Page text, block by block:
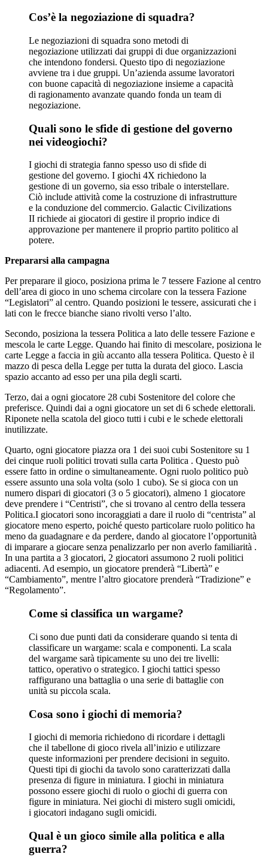
Cos’è la negoziazione di squadra?
Le negoziazioni di squadra sono metodi di
negoziazione utilizzati dai gruppi di due organizzazioni
che intendono fondersi. Questo tipo di negoziazione
avviene tra i due gruppi. Un’azienda assume lavoratori
con buone capacità di negoziazione insieme a capacità
di ragionamento avanzate quando fonda un team di
negoziazione.
Quali sono le sfide di gestione del governo
nei videogiochi?
I giochi di strategia fanno spesso uso di sfide di
gestione del governo. I giochi 4X richiedono la
gestione di un governo, sia esso tribale o interstellare.
Ciò include attività come la costruzione di infrastrutture
e la conduzione del commercio. Galactic Civilizations
II richiede ai giocatori di gestire il proprio indice di
approvazione per mantenere il proprio partito politico al
potere.
Prepararsi alla campagna
Per preparare il gioco, posiziona prima le 7 tessere Fazione al centro
dell’area di gioco in uno schema circolare con la tessera Fazione
“Legislatori” al centro. Quando posizioni le tessere, assicurati che i
lati con le frecce bianche siano rivolti verso l’alto.
Secondo, posiziona la tessera Politica a lato delle tessere Fazione e
mescola le carte Legge. Quando hai finito di mescolare, posiziona le
carte Legge a faccia in giù accanto alla tessera Politica. Questo è il
mazzo di pesca della Legge per tutta la durata del gioco. Lascia
spazio accanto ad esso per una pila degli scarti.
Terzo, dai a ogni giocatore 28 cubi Sostenitore del colore che
preferisce. Quindi dai a ogni giocatore un set di 6 schede elettorali.
Riponete nella scatola del gioco tutti i cubi e le schede elettorali
inutilizzate.
Quarto, ogni giocatore piazza ora 1 dei suoi cubi Sostenitore su 1
dei cinque ruoli politici trovati sulla carta Politica . Questo può
essere fatto in ordine o simultaneamente. Ogni ruolo politico può
essere assunto una sola volta (solo 1 cubo). Se si gioca con un
numero dispari di giocatori (3 o 5 giocatori), almeno 1 giocatore
deve prendere i “Centristi”, che si trovano al centro della tessera
Politica.I giocatori sono incoraggiati a dare il ruolo di “centrista” al
giocatore meno esperto, poiché questo particolare ruolo politico ha
meno da guadagnare e da perdere, dando al giocatore l’opportunità
di imparare a giocare senza penalizzarlo per non averlo familiarità .
In una partita a 3 giocatori, 2 giocatori assumono 2 ruoli politici
adiacenti. Ad esempio, un giocatore prenderà “Libertà” e
“Cambiamento”, mentre l’altro giocatore prenderà “Tradizione” e
“Regolamento”.
Come si classifica un wargame?
Ci sono due punti dati da considerare quando si tenta di
classificare un wargame: scala e componenti. La scala
del wargame sarà tipicamente su uno dei tre livelli:
tattico, operativo o strategico. I giochi tattici spesso
raffigurano una battaglia o una serie di battaglie con
unità su piccola scala.
Cosa sono i giochi di memoria?
I giochi di memoria richiedono di ricordare i dettagli
che il tabellone di gioco rivela all’inizio e utilizzare
queste informazioni per prendere decisioni in seguito.
Questi tipi di giochi da tavolo sono caratterizzati dalla
presenza di figure in miniatura. I giochi in miniatura
possono essere giochi di ruolo o giochi di guerra con
figure in miniatura. Nei giochi di mistero sugli omicidi,
i giocatori indagano sugli omicidi.
Qual è un gioco simile alla politica e alla
guerra?